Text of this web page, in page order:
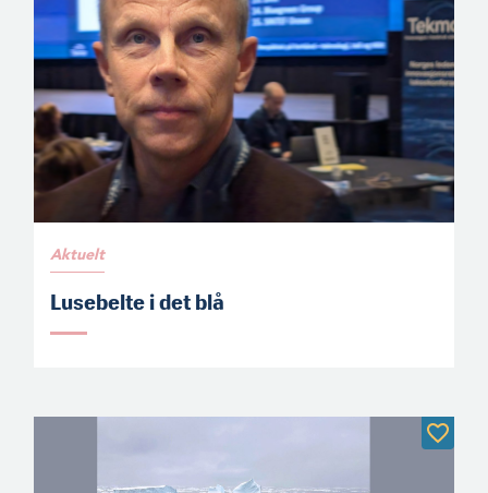
Aktuelt
Lusebelte i det blå